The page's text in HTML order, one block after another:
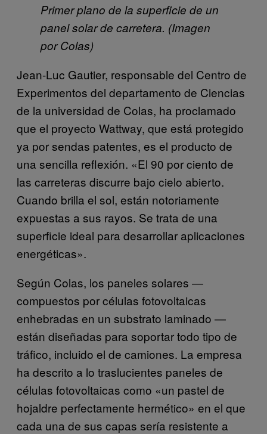
Primer plano de la superficie de un
panel solar de carretera. (Imagen
por Colas)
Jean-Luc Gautier, responsable del Centro de
Experimentos del departamento de Ciencias
de la universidad de Colas, ha proclamado
que el proyecto Wattway, que está protegido
ya por sendas patentes, es el producto de
una sencilla reflexión. «El 90 por ciento de
las carreteras discurre bajo cielo abierto.
Cuando brilla el sol, están notoriamente
expuestas a sus rayos. Se trata de una
superficie ideal para desarrollar aplicaciones
energéticas».
Según Colas, los paneles solares —
compuestos por células fotovoltaicas
enhebradas en un substrato laminado —
están diseñadas para soportar todo tipo de
tráfico, incluido el de camiones. La empresa
ha descrito a lo traslucientes paneles de
células fotovoltaicas como «un pastel de
hojaldre perfectamente hermético» en el que
cada una de sus capas sería resistente a